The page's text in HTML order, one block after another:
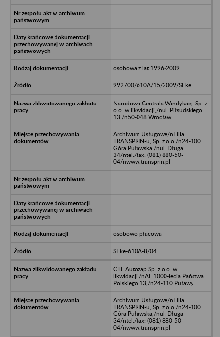
osobowa z lat 1996-2009
992700/610A/15/2009/SEke
Narodowa Centrala Windykacji Sp. z
o.o. w likwidacji,/nul. Piłsudskiego
13,/n50-048 Wrocław
Archiwum Usługowe/nFilia
TRANSPRIN-u, Sp. z o.o./n24-100
Góra Puławska,/nul. Długa
34/ntel./fax: (081) 880-50-
04/nwww.transprin.pl
osobowo-płacowa
SEke-610A-8/04
CTL Autozap Sp. z o.o. w
likwidacji,/nAl. 1000-lecia Państwa
Polskiego 13,/n24-110 Puławy
Archiwum Usługowe/nFilia
TRANSPRIN-u, Sp. z o.o./n24-100
Góra Puławska,/nul. Długa
34/ntel./fax: (081) 880-50-
04/nwww.transprin.pl